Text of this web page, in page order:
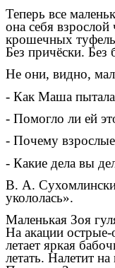
Теперь все
она себя взрослой
крошечных
Без причёски. Без
Не они, видно,
- Как Маша
- Помогло ли ей
- Почему
- Какие дела вы
В. А.
укололась».
Маленькая Зоя
На акации
летает яркая
летать. Налетит